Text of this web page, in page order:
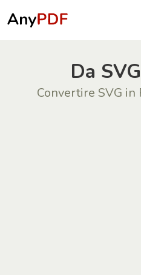
Da
Convertire SVG